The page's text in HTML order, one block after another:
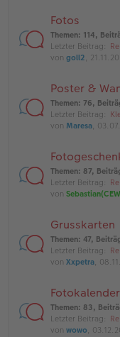
Fotos
Themen: 114,
Letzter Beitrag:
von goll2,
Poster &
Themen: 76,
Letzter Beitrag:
von Maresa,
Themen: 87,
Letzter Beitrag:
von
Grusskarten
Themen: 47,
Letzter Beitrag:
von Xxpetra,
Fotokalender
Themen: 83,
Letzter Beitrag:
von wowo,